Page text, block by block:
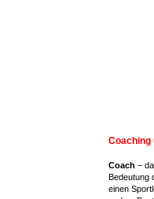
Coaching
Coach –
Bedeutung
einen